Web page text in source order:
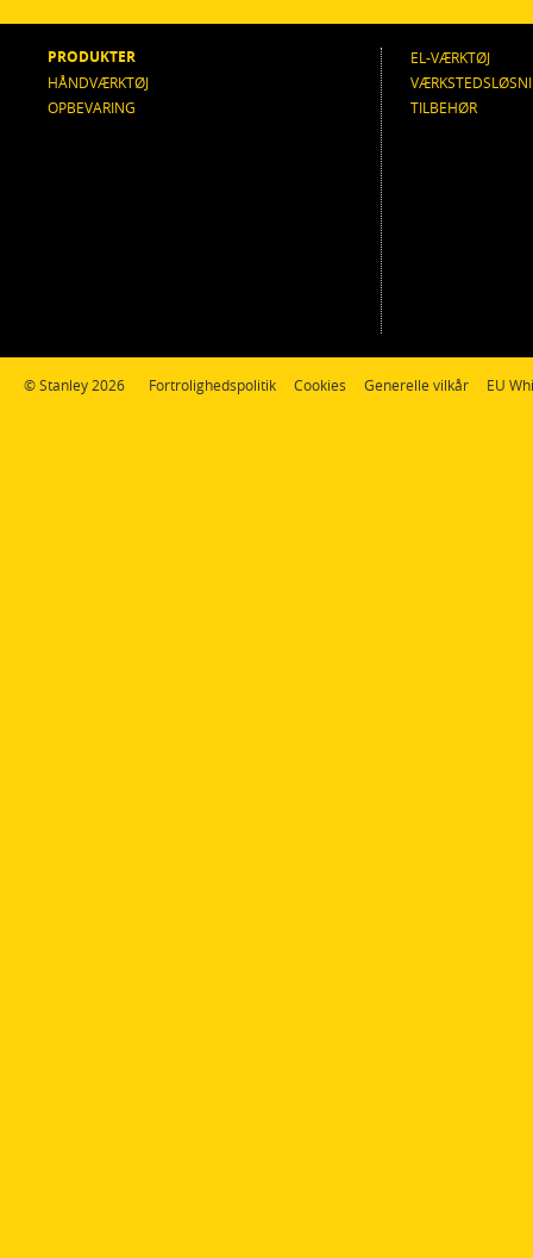
PRODUKTER
HÅNDVÆRKTØJ
OPBEVARING
EL-VÆRKTØJ
TILBEHØR
© Stanley 2026 Fortrolighedspolitik Cookies Generelle vilkår EU